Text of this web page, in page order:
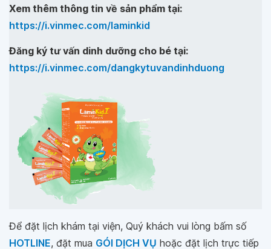
Xem thêm thông tin về sản phẩm tại:
https://i.vinmec.com/laminkid
Đăng ký tư vấn dinh dưỡng cho bé tại:
https://i.vinmec.com/dangkytuvandinhduong
Để đặt lịch khám tại viện, Quý khách vui lòng bấm số
HOTLINE, đặt mua GÓI DỊCH VỤ hoặc đặt lịch trực tiếp